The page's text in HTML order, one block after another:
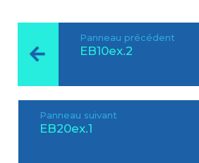
Panneau précédent
EB10ex.2
Panneau suivant
EB20ex.1